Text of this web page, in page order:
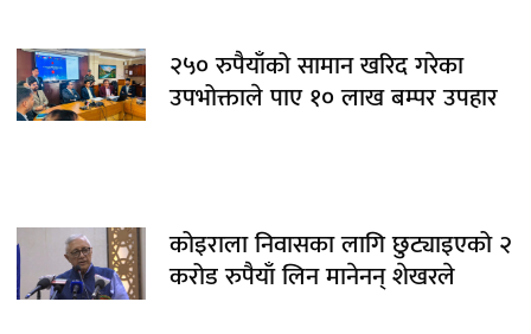
२५० रुपैयाँको सामान खरिद गरेका
उपभोक्ताले पाए १० लाख बम्पर उपहार
कोइराला निवासका लागि छुट्याइएको २
करोड रुपैयाँ लिन मानेनन् शेखरले